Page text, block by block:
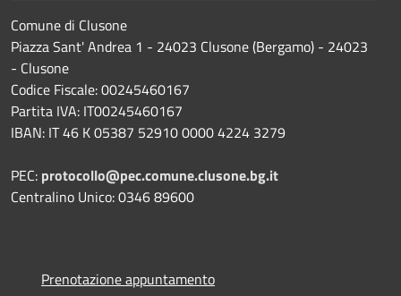
Comune di Clusone
Piazza Sant' Andrea 1 - 24023 Clusone (Bergamo) - 24023
- Clusone
Codice Fiscale: 00245460167
Partita IVA: IT00245460167
IBAN: IT 46 K 05387 52910 0000 4224 3279
PEC: protocollo@pec.comune.clusone.bg.it
Centralino Unico: 0346 89600
Prenotazione appuntamento